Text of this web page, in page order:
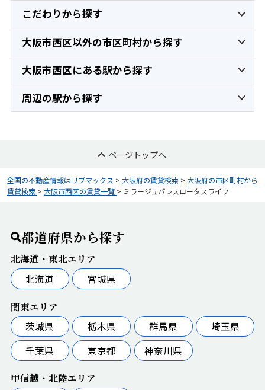
こだわりから探す
大阪市西区以外の市区町村から探す
大阪市西区にある駅から探す
周辺の駅から探す
ページトップへ
全国の不動産情報はリブマックス > 大阪府の賃貸検索 > 大阪府の市区町村から
賃貸検索 > 大阪市西区の賃貸一覧 > ミラージュパレスロータスライフ
都道府県から探す
北海道・東北エリア
北海道
宮城県
関東エリア
茨城県
栃木県 群馬県
埼玉県
千葉県
東京都 神奈川県
甲信越・北陸エリア